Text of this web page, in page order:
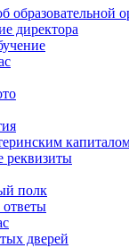
образовательной
директора
реквизиты
полк
дверей